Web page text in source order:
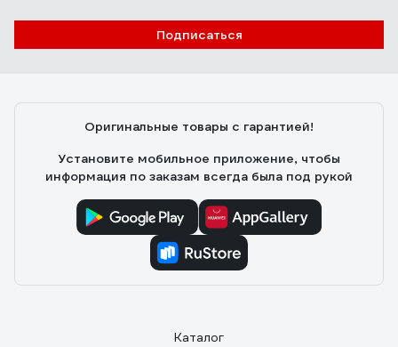
Подписаться
Оригинальные товары с гарантией!
Установите мобильное приложение, чтобы
информация по заказам всегда была под рукой
Каталог